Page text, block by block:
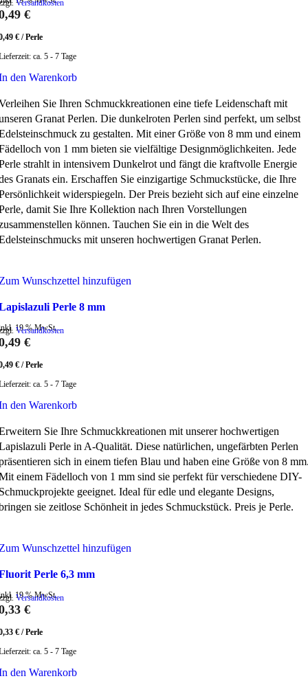
Versandkosten
€
€ /Perle
ca. 5 - 7 Tage
den Warenkorb
Sie Ihren Schmuckkreationen eine tiefe Leidenschaft mit
Granat Perlen. Die dunkelroten Perlen sind perfekt, um selbst
zu gestalten. Mit einer Größe von 8 mm und einem
von 1 mm bieten sie vielfältige Designmöglichkeiten. Jede
strahlt in intensivem Dunkelrot und fängt die kraftvolle Energie
Granats ein. Erschaffen Sie einzigartige Schmuckstücke, die Ihre
widerspiegeln. Der Preis bezieht sich auf eine einzelne
damit Sie Ihre Kollektion nach Ihren Vorstellungen
können. Tauchen Sie ein in die Welt des
mit unseren hochwertigen Granat Perlen.
Wunschzettel hinzufügen
Perle 8 mm
19 % MwSt.
Versandkosten
€
€ /Perle
ca. 5 - 7 Tage
den Warenkorb
Sie Ihre Schmuckkreationen mit unserer hochwertigen
Perle in A-Qualität. Diese natürlichen, ungefärbten Perlen
sich in einem tiefen Blau und haben eine Größe von 8
einem Fädelloch von 1 mm sind sie perfekt für verschiedene DIY-
geeignet. Ideal für edle und elegante Designs,
sie zeitlose Schönheit in jedes Schmuckstück. Preis je Perle.
Wunschzettel hinzufügen
Perle 6,3 mm
19 % MwSt.
Versandkosten
€
€ /Perle
ca. 5 - 7 Tage
den Warenkorb